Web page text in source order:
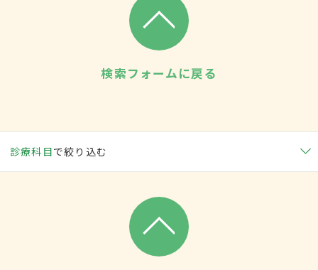
検索フォームに戻る
診療科目で絞り込む